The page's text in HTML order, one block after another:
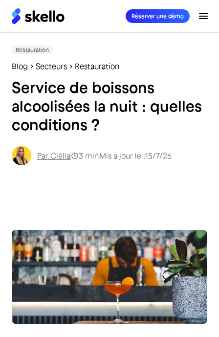
Réserver une démo
Restauration
Blog Secteurs Restauration
Service de boissons
alcoolisées la nuit : quelles
conditions ?
Par Clélia 3 minMis à jour le :15/7/26